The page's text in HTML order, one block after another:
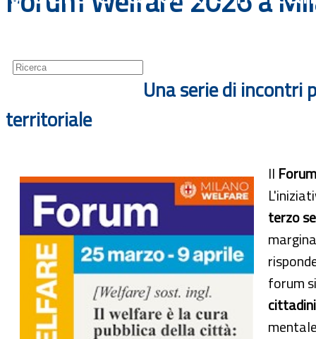
Una serie di incontri
territoriale
Il
terzo
forum